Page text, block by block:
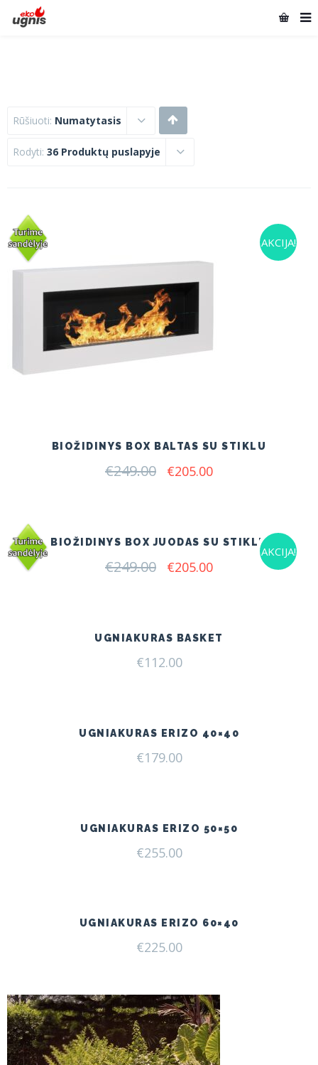
Rūšiuoti: Numatytasis
Rodyti: 36 Produktų puslapyje
AKCIJA!
BIOŽIDINYS BOX BALTAS SU STIKLU
€249.00 Original
€205.00Current
AKCIJA!
BIOŽIDINYS BOX JUODAS SU STIKLU
€249.00 Original
€205.00Current
UGNIAKURAS BASKET
€112.00
UGNIAKURAS ERIZO 40×40
€179.00
UGNIAKURAS ERIZO 50×50
€255.00
UGNIAKURAS ERIZO 60×40
€225.00